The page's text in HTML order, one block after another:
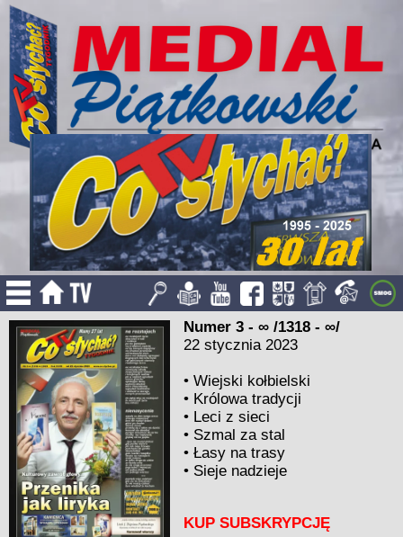
Numer 3 - ∞ /1318 - ∞/
22 stycznia 2023
•Wiejski kołbielski
• Królowa tradycji
• Leci z sieci
• Szmal za stal
•Łasy na trasy
• Sieje nadzieje
KUP SUBSKRYPCJĘ